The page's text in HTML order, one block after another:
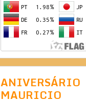
ANIVERSÁRIO
MAURICIO